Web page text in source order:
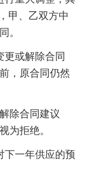
甲、乙双方中
。
更或解除合同
，原合同仍然
除合同建议
为拒绝。
下一年供应的预